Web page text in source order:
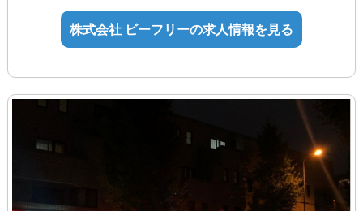
■手当
通勤手当
役職手当
◆試用期間あり：3ヶ月（同条件）
年齢制限該当事由：キャリ
ア形成
年齢制限の理由：長期勤続
株式会社 ビーフリーの求人情報を見る